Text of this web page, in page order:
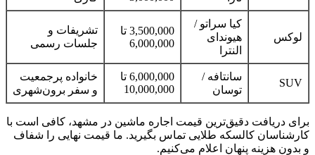
لوکس
کیا سراتو /
هیوندای
النترا
3,500,000 تا
6,000,000
تشریفات و
جلسات رسمی
SUV
سانتافه /
توسان
6,000,000 تا
10,000,000
خانواده پرجمعیت
و سفر برون‌شهری
برای دریافت دقیق‌ترین قیمت اجاره ماشین در مشهد، کافی است با
کارشناسان کالسکه طلایی تماس بگیرید. ما قیمت نهایی را شفاف
و بدون هزینه پنهان اعلام می‌کنیم.